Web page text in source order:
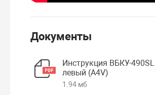
Документы
Инструкция ВБКУ-490SL
левый (А4V)
1.94 мб